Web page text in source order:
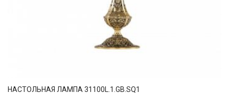
НАСТОЛЬНАЯ ЛАМПА 31100L.1.GB.SQ1